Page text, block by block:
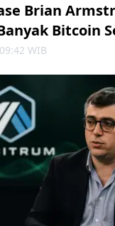
Brian
Bitcoin
WIB